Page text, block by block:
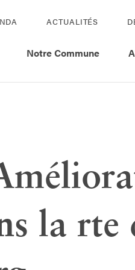
ACTUALITÉS
Notre Commune
la rte